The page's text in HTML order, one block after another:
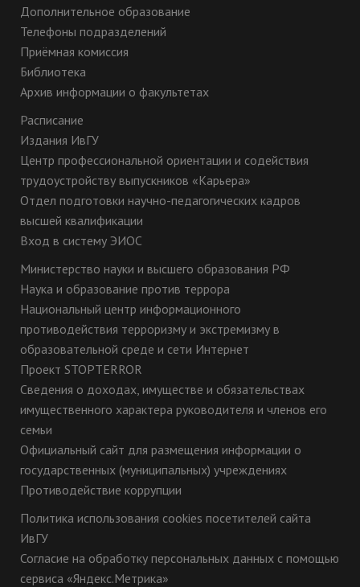
Дополнительное образование
Телефоны подразделений
Приёмная комиссия
Библиотека
Архив информации о факультетах
Расписание
Издания ИвГУ
Центр профессиональной ориентации и содействия
трудоустройству выпускников «Карьера»
Отдел подготовки научно-педагогических кадров
высшей квалификации
Вход в систему ЭИОС
Министерство науки и высшего образования РФ
Наука и образование против террора
Национальный центр информационного
противодействия терроризму и экстремизму в
образовательной среде и сети Интернет
Проект STOPTERROR
Сведения о доходах, имуществе и обязательствах
имущественного характера руководителя и членов его
семьи
Официальный сайт для размещения информации о
государственных (муниципальных) учреждениях
Противодействие коррупции
Политика использования cookies посетителей сайта
ИвГУ
Согласие на обработку персональных данных с помощью
сервиса «Яндекс.Метрика»